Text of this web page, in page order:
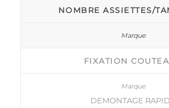
NOMBRE ASSIETTES/
FIXATION
DEMONTAGE